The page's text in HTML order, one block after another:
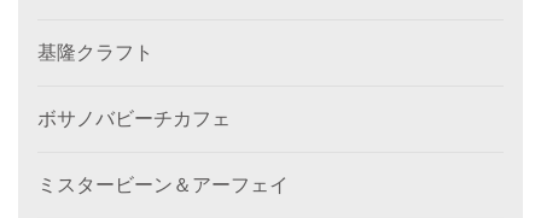
基隆クラフト
ボサノバビーチカフェ
ミスタービーン＆アーフェイ